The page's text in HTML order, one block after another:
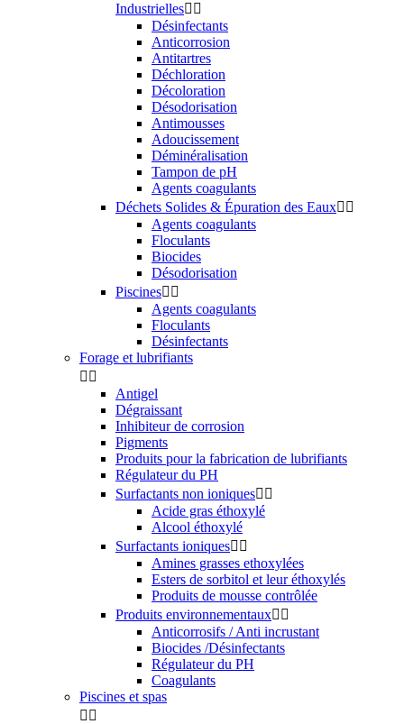
Industrielles 
Désinfectants
Anticorrosion
Antitartres
Déchloration
Décoloration
Désodorisation
Antimousses
Adoucissement
Déminéralisation
Tampon de pH
Agents coagulants
Déchets Solides & Épuration des Eaux 
Agents coagulants
Floculants
Biocides
Désodorisation
Piscines 
Agents coagulants
Floculants
Désinfectants
Forage et lubrifiants
 
Antigel
Dégraissant
Inhibiteur de corrosion
Pigments
Produits pour la fabrication de lubrifiants
Régulateur du PH
Surfactants non ioniques 
Acide gras éthoxylé
Alcool éthoxylé
Surfactants ioniques 
Amines grasses ethoxylées
Esters de sorbitol et leur éthoxylés
Produits de mousse contrôlée
Produits environnementaux 
Anticorrosifs / Anti incrustant
Biocides /Désinfectants
Régulateur du PH
Coagulants
Piscines et spas
 